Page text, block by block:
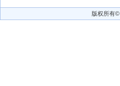
版权所有©